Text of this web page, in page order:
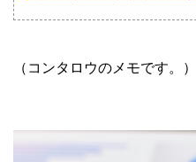
（コンタロウのメモです。）